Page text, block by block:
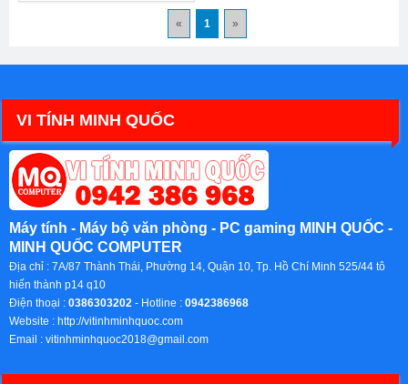
« 1 »
VI TÍNH MINH QUỐC
Máy tính - Máy bộ văn phòng - PC gaming MINH QUỐC -
MINH QUỐC COMPUTER
Địa chỉ : 7A/87 Thành Thái, Phường 14, Quận 10, Tp. Hồ Chí Minh 525/44 tô
hiến thành p14 q10
Điện thoại : 0386303202 - Hotline : 0942386968
Website : http://vitinhminhquoc.com
Email : vitinhminhquoc2018@gmail.com